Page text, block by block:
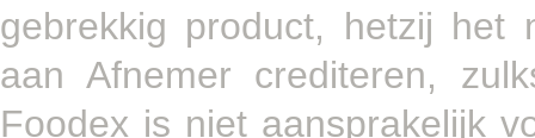
gebrekkig product, hetzij het
aan Afnemer crediteren,
Foodex is niet aansprakelijk